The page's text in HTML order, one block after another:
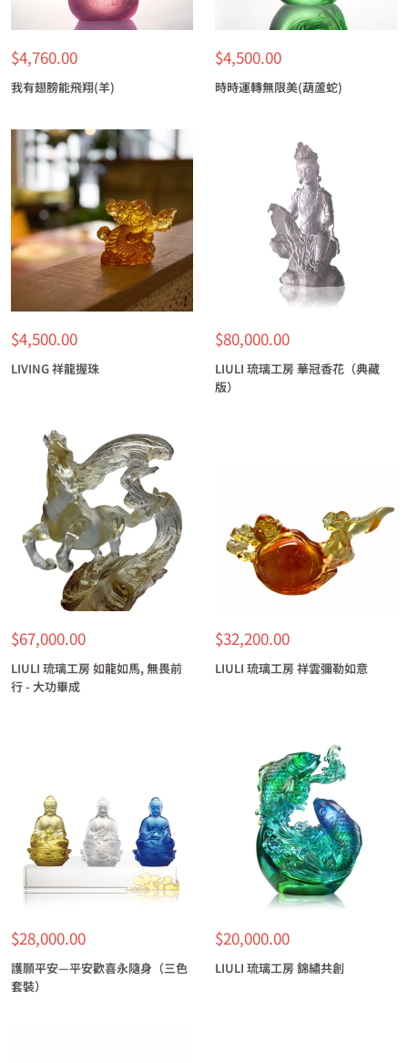
特
價
$4,760.00
我有翅膀能飛翔(羊)
特
價
$4,500.00
時時運轉無限美(葫蘆蛇)
特
價
$4,500.00
LIVING 祥龍握珠
特
價
$80,000.00
LIULI 琉璃工房 華冠香花（典藏
版）
特
價
$67,000.00
LIULI 琉璃工房 如龍如馬, 無畏前
行 - 大功畢成
特
價
$32,200.00
LIULI 琉璃工房 祥雲彌勒如意
特
價
$28,000.00
護願平安—平安歡喜永隨身（三色
套裝）
特
價
$20,000.00
LIULI 琉璃工房 錦繡共創